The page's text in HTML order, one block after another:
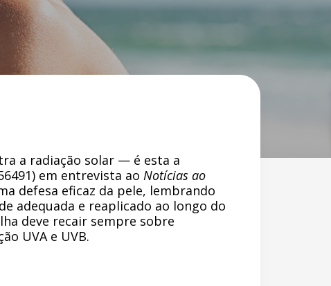
a radiação solar — é esta a
em entrevista ao Notícias ao
defesa eficaz da pele, lembrando
adequada e reaplicado ao longo do
deve recair sempre sobre
UVA e UVB.